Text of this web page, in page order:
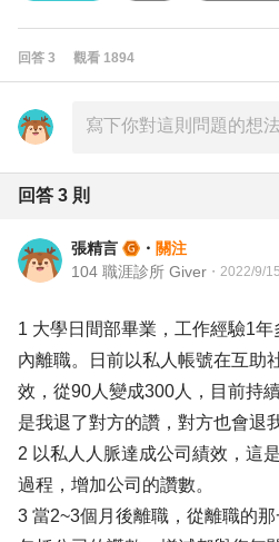
回答 3 觀看 1894
回答 3 則
張精言 ・ 關注
104 職涯診所 Giver ・ 2022/9/15
1 大學日間部畢業，工作經驗1年
內離職。日前以私人帳號在互助
效，從90人變成300人，目前持
是我退了對方的讚，對方也會退
2 以私人人脈達成公司績效，這
過程，增加公司的讚數。
3 當2~3個月後離職，從離職的那